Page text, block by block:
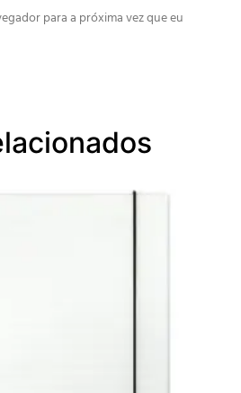
para a próxima vez que eu